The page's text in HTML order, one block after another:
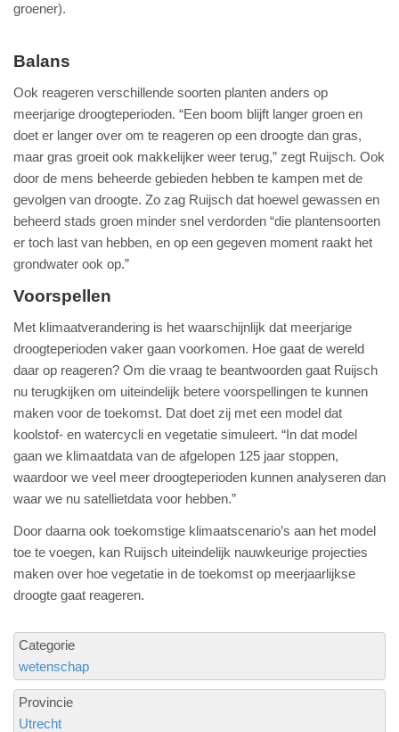
groener).
Balans
Ook reageren verschillende soorten planten anders op
meerjarige droogteperioden. “Een boom blijft langer groen en
doet er langer over om te reageren op een droogte dan gras,
maar gras groeit ook makkelijker weer terug,” zegt Ruijsch. Ook
door de mens beheerde gebieden hebben te kampen met de
gevolgen van droogte. Zo zag Ruijsch dat hoewel gewassen en
beheerd stads groen minder snel verdorden “die plantensoorten
er toch last van hebben, en op een gegeven moment raakt het
grondwater ook op.”
Voorspellen
Met klimaatverandering is het waarschijnlijk dat meerjarige
droogteperioden vaker gaan voorkomen. Hoe gaat de wereld
daar op reageren? Om die vraag te beantwoorden gaat Ruijsch
nu terugkijken om uiteindelijk betere voorspellingen te kunnen
maken voor de toekomst. Dat doet zij met een model dat
koolstof- en watercycli en vegetatie simuleert. “In dat model
gaan we klimaatdata van de afgelopen 125 jaar stoppen,
waardoor we veel meer droogteperioden kunnen analyseren dan
waar we nu satellietdata voor hebben.”
Door daarna ook toekomstige klimaatscenario’s aan het model
toe te voegen, kan Ruijsch uiteindelijk nauwkeurige projecties
maken over hoe vegetatie in de toekomst op meerjaarlijkse
droogte gaat reageren.
Categorie
wetenschap
Provincie
Utrecht